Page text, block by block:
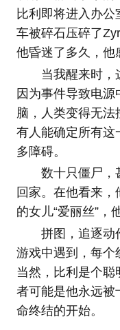
比利即将进入办
车被碎石压碎了
他昏迷了多久，他
当我醒来时，
因为事件导致电
脑，人类变得无
有人能确定所有这
多障碍。
数十只僵尸，
回家。在他看来
的女儿“爱丽丝”，
拼图，追逐动
游戏中遇到，每个
当然，比利是个
者可能是他永远被
命终结的开始。